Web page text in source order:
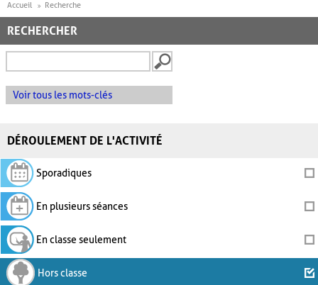
Accueil Recherche
RECHERCHER
Voir tous les mots-clés
DÉROULEMENT DE L'ACTIVITÉ
Sporadiques
En plusieurs séances
En classe seulement
Hors classe